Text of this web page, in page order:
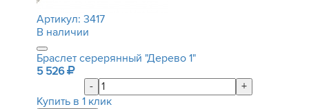
Артикул: 3417
В наличии
Браслет серерянный "Дерево 1"
5 526
-
+
Купить в 1 клик